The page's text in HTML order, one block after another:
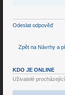
Odeslat odpověď
Zpět na Návrhy a
KDO JE ONLINE
Uživatelé